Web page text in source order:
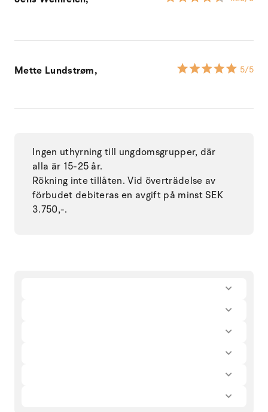
Mette Lundstrøm, 5/5
Ingen uthyrning till ungdomsgrupper, där
alla är 15-25 år.
Rökning inte tillåten. Vid överträdelse av
förbudet debiteras en avgift på minst SEK
3.750,-.